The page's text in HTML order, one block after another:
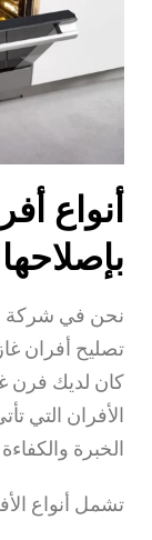
أنواع
بإصلاحها
نحن في شركة
تصليح أفران
كان لديك فرن
الأفران التي
الخبرة
تشمل أنواع